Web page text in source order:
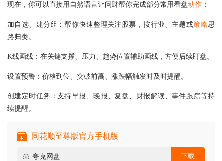
现在，你可以直接用自然语言让问财帮你完成部分常用看盘动作 ：
加自选、建分组：帮你快速整理关注股票，按行业、主题或策略思
路归类。
K线画线：在关键支撑、压力、趋势位置辅助画线，方便后续盯盘。
设置预警：价格到位、突破前高、涨跌幅触发时及时提醒。
创建定时任务：支持早报、晚报、复盘、财报解读、事件跟踪等持
续提醒。
同花顺至尊版官方手机版
夸克网盘 下载